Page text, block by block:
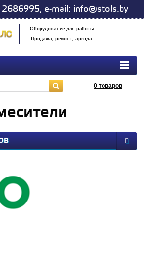
e-mail: info@stols.by
Оборудование для работы.
Продажа, ремонт, аренда.
0 товаров